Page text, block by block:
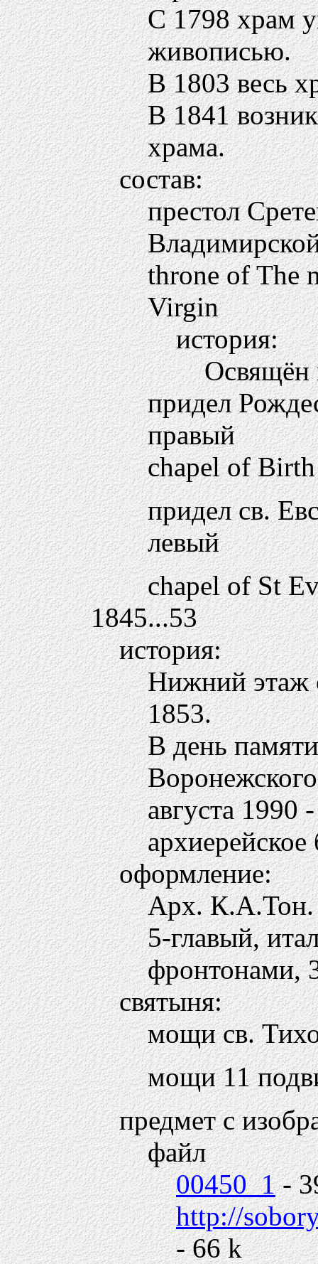
С 1798 храм
живописью.
В 1803 весь
В 1841
храма.
состав:
престол
throne of The
Virgin
история:
Освящён
придел
правый
chapel of
придел св.
левый
chapel of St
1845...53
история:
Нижний этаж
1853.
В день
августа 1990
оформление:
Арх. К.А.Тон.
5-главый,
фронтонами,
святыня:
мощи св.
мощи 11
предмет с
файл
00450_1-
http://
- 66 k